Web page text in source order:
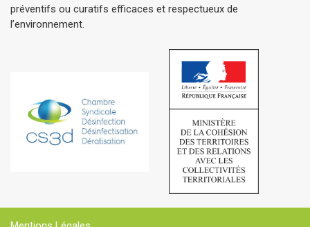
préventifs ou curatifs efficaces et respectueux de
l’environnement.